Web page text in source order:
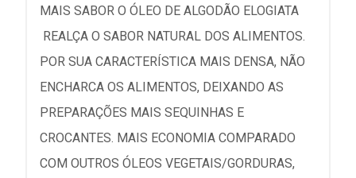
MAIS SABOR O ÓLEO DE ALGODÃO ELOGIATA
REALÇA O SABOR NATURAL DOS ALIMENTOS.
POR SUA CARACTERÍSTICA MAIS DENSA, NÃO
ENCHARCA OS ALIMENTOS, DEIXANDO AS
PREPARAÇÕES MAIS SEQUINHAS E
CROCANTES. MAIS ECONOMIA COMPARADO
COM OUTROS ÓLEOS VEGETAIS/GORDURAS,